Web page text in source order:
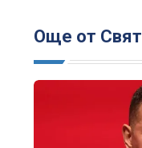
Още от Свят